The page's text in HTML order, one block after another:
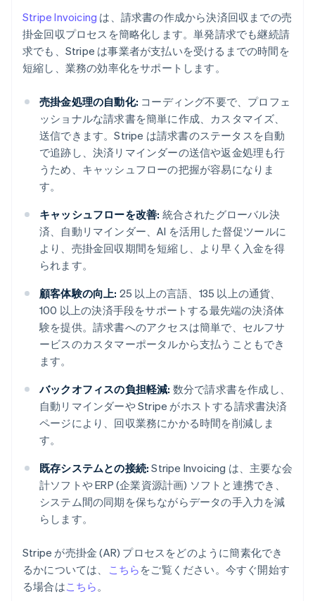
Stripe Invoicing は、請求書の作成から決済回収までの売
掛金回収プロセスを簡略化します。単発請求でも継続請
求でも、Stripe は事業者が支払いを受けるまでの時間を
短縮し、業務の効率化をサポートします。
売掛金処理の自動化: コーディング不要で、プロフェ
ッショナルな請求書を簡単に作成、カスタマイズ、
送信できます。Stripe は請求書のステータスを自動
で追跡し、決済リマインダーの送信や返金処理も行
うため、キャッシュフローの把握が容易になりま
す。
キャッシュフローを改善: 統合されたグローバル決
済、自動リマインダー、AI を活用した督促ツールに
より、売掛金回収期間を短縮し、より早く入金を得
られます。
顧客体験の向上: 25 以上の言語、135 以上の通貨、
100 以上の決済手段をサポートする最先端の決済体
験を提供。請求書へのアクセスは簡単で、セルフサ
ービスのカスタマーポータルから支払うこともでき
ます。
バックオフィスの負担軽減: 数分で請求書を作成し、
自動リマインダーや Stripe がホストする請求書決済
ページにより、回収業務にかかる時間を削減しま
す。
既存システムとの接続: Stripe Invoicing は、主要な会
計ソフトや ERP (企業資源計画) ソフトと連携でき、
システム間の同期を保ちながらデータの手入力を減
らします。
Stripe が売掛金 (AR) プロセスをどのように簡素化でき
るかについては、
こちら をご覧ください。今すぐ開始す
る場合はこちら。
アイルランド
English
アメリカ